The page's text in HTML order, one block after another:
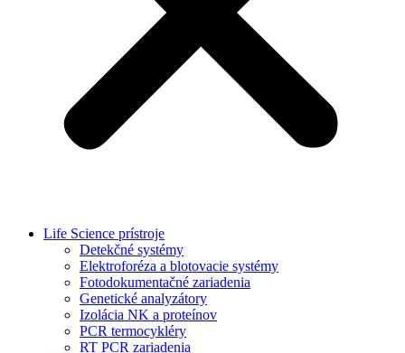
Life Science prístroje
Detekčné systémy
Elektroforéza a blotovacie systémy
Fotodokumentačné zariadenia
Genetické analyzátory
Izolácia NK a proteínov
PCR termocykléry
RT PCR zariadenia